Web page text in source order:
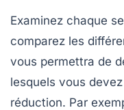
Examinez chaque
comparez les
vous permettra de
lesquels vous
réduction. Par